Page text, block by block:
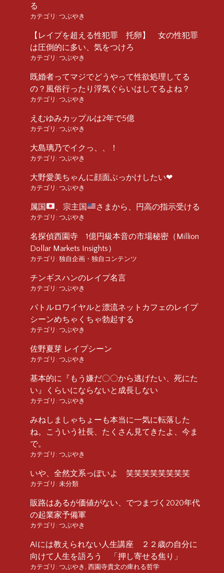
る
カテゴリ: つぶやき
【レイプを超える性犯罪 托卵】 女の性犯罪
は圧倒的に多い、気をつけろ
カテゴリ: つぶやき
既婚者ってマジでどうやって性欲処理してる
の？風俗行ったり浮気ぐらいはしてるよね？
カテゴリ: つぶやき
えむゆみカップルは2年で5億
カテゴリ: つぶやき
大島璃乃でイクっ、、！
カテゴリ: つぶやき
大野愛美ちゃんに顔面ぶっかけしたい❤︎
カテゴリ: つぶやき
属国 、宗主国 さまから、円高の指示受ける
カテゴリ: つぶやき
名探偵西園寺 1億円級本音の市場秘密（Million
Dollar Markets Insights）
カテゴリ: 独自企画・独自コンテンツ
チンギスハンのレイプ名言
カテゴリ: つぶやき
バトルロワイヤルと漂流ネットカフェのレイプ
シーンめちゃくちゃ勃起する
カテゴリ: つぶやき
佐野夏芽 レイプシーン
カテゴリ: つぶやき
基本的に『もう嫌だ〇〇から逃げたい、死にた
い』くらいにならないと成長しない
カテゴリ: つぶやき
みねしましゃちょーも本当に一気に転落した
ね。こういう社長、たくさん見てきたよ、今ま
で。
カテゴリ: つぶやき
いや、全然文系っぽいよ 笑笑笑笑笑笑笑笑
カテゴリ: 未分類
販路はあるが価値がない、でつまづく2020年代
の起業家予備軍
カテゴリ: つぶやき
AIには教えられない人生講座 ２２歳の自分に
向けて人生を語ろう 「押し寄せる焦り」
カテゴリ: つぶやき 西園寺貴文の痺れる哲学